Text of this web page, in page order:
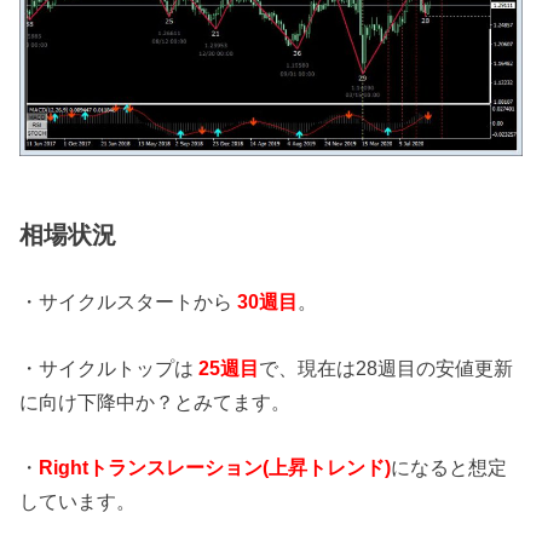
相場状況
・サイクルスタートから 30週目 。
・サイクルトップは 25週目で、現在は28週目の安値更新
に向け下降中か？とみてます。
・ Rightトランスレーション(上昇トレンド)になると想定
しています。